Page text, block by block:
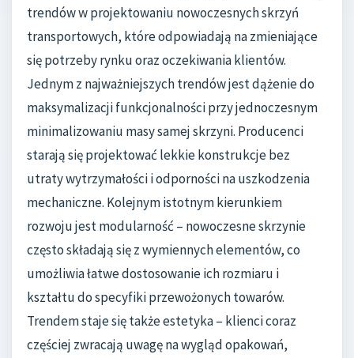
trendów w projektowaniu nowoczesnych skrzyń
transportowych, które odpowiadają na zmieniające
się potrzeby rynku oraz oczekiwania klientów.
Jednym z najważniejszych trendów jest dążenie do
maksymalizacji funkcjonalności przy jednoczesnym
minimalizowaniu masy samej skrzyni. Producenci
starają się projektować lekkie konstrukcje bez
utraty wytrzymałości i odporności na uszkodzenia
mechaniczne. Kolejnym istotnym kierunkiem
rozwoju jest modularność – nowoczesne skrzynie
często składają się z wymiennych elementów, co
umożliwia łatwe dostosowanie ich rozmiaru i
kształtu do specyfiki przewożonych towarów.
Trendem staje się także estetyka – klienci coraz
częściej zwracają uwagę na wygląd opakowań,